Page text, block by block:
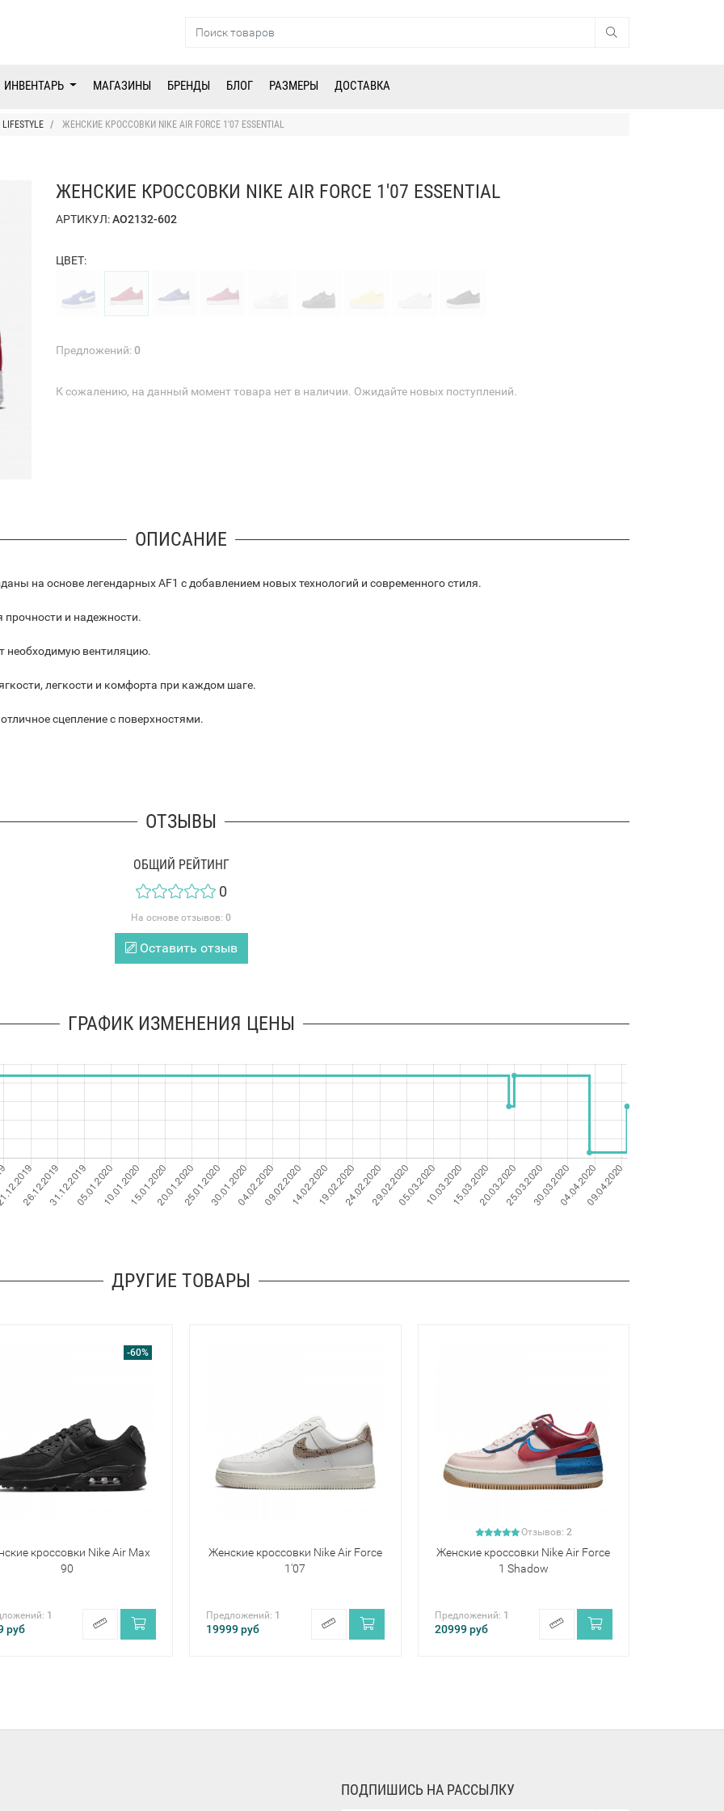
ИНВЕНТАРЬ МАГАЗИНЫ БРЕНДЫ БЛОГ РАЗМЕРЫ ДОСТАВКА
ЖЕНСКИЕ КРОССОВКИ NIKE AIR FORCE 1'07 ESSENTIAL
ЖЕНСКИЕ КРОССОВКИ NIKE AIR FORCE 1'07 ESSENTIAL
АРТИКУЛ:AO2132-602
ЦВЕТ:
Предложений:0
К сожалению, на данный момент товара нет в наличии. Ожидайте новых поступлений.
ОПИСАНИЕ
на основе легендарных AF1 с добавлением новых технологий и современного стиля.
прочности и надежности.
необходимую вентиляцию.
легкости и комфорта при каждом шаге.
сцепление с поверхностями.
ОТЗЫВЫ
ОБЩИЙ РЕЙТИНГ
0
На основе отзывов: 0
Оставить отзыв
ГРАФИК ИЗМЕНЕНИЯ ЦЕНЫ
ДРУГИЕ ТОВАРЫ
-60%
кроссовки Nike Air Max
90
1
руб
Женские кроссовки Nike Air Force
1'07
Предложений: 1
19999руб
Отзывов: 2
Женские кроссовки Nike Air Force
1 Shadow
Предложений: 1
20999руб
ПОДПИШИСЬ НА РАССЫЛКУ